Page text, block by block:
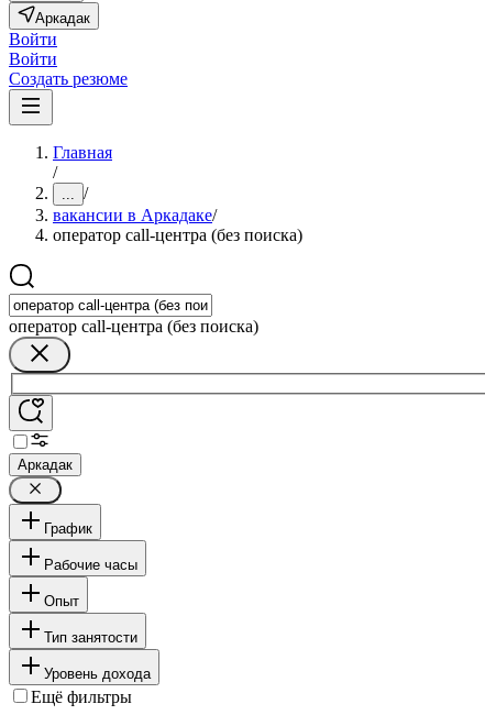
Аркадак
Войти
Войти
Создать резюме
Главная
/
... /
вакансии в Аркадаке/
оператор call-центра (без поиска)
оператор call-центра (без поиска)
Аркадак
График
Рабочие часы
Опыт
Тип занятости
Уровень дохода
Ещё фильтры